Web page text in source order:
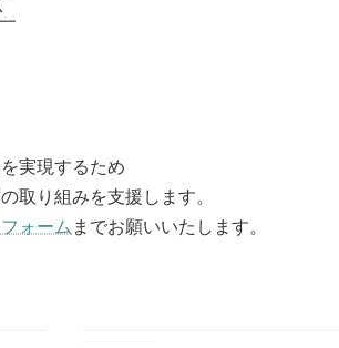
実現するため
取り組みを支援します。
ォームまでお願いいたします。